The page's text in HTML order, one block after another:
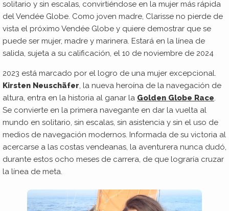
solitario y sin escalas, convirtiéndose en la mujer más rápida
del Vendée Globe. Como joven madre, Clarisse no pierde de
vista el próximo Vendée Globe y quiere demostrar que se
puede ser mujer, madre y marinera. Estará en la línea de
salida, sujeta a su calificación, el 10 de noviembre de 2024
2023 está marcado por el logro de una mujer excepcional.
Kirsten Neuschäfer , la nueva heroína de la navegación de
altura, entra en la historia al ganar la Golden Globe Race
Se convierte en la primera navegante en dar la vuelta al
mundo en solitario, sin escalas, sin asistencia y sin el uso de
medios de navegación modernos. Informada de su victoria al
acercarse a las costas vendeanas, la aventurera nunca dudó,
durante estos ocho meses de carrera, de que lograría cruzar
la línea de meta.